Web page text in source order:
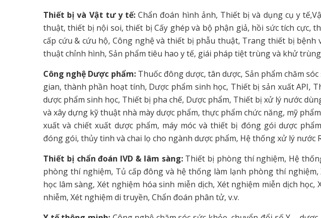
Thiết bị và Vật tư y tế:Chẩn đoán hình ảnh, Thiết bị và dụng cụ y
thuật, thiết bị nội soi, thiết bị Cấy ghép và bộ phận giả, hồi sức tích cực,
cấp cứu & cứu hộ, Công nghệ và thiết bị phẫu thuật, Trang thiết bị bệnh
thuật chỉnh hình, Sản phẩm tiêu hao y tế, giái pháp tiệt trùng và khử trùng…
Công nghệ Dược phẩm: Thuốc đông dược, tân dược, Sản phẩm chăm
gian, thành phần hoạt tính, Dược phẩm sinh học, Thiết bị sản xuất API,
dược phẩm sinh học, Thiết bị pha chế, Dược phẩm, Thiết bị xử lý nước
và xây dựng kỹ thuật nhà mày dược phẩm, thực phẩm chức năng, mỹ
xuất và chiết xuất dược phẩm, máy móc và thiết bị đóng gói dược
đóng gói, thủy tinh và chai lọ cho ngành dược phẩm, Hệ thống xử lý nước
Thiết bị chẩn đoán IVD & lâm sàng:Thiết bị phòng thí nghiệm, Hệ
phòng thí nghiệm, Tủ cấp đông và hệ thống làm lạnh phòng thí nghiệm,
học lâm sàng, Xét nghiệm hóa sinh miễn dịch, Xét nghiệm miễn dịch học,
nhiễm, Xét nghiệm di truyền, Chẩn đoán phân tử, v.v.
Y tế thông minh:Công nghệ chăm sóc sức khỏe, chuyển đổi số Y –